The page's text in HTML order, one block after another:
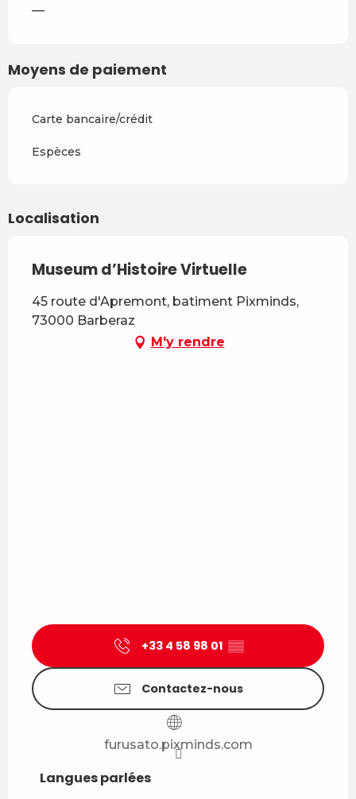
—
Moyens de paiement
Carte bancaire/crédit
Espèces
Localisation
Museum d’Histoire Virtuelle
45 route d'Apremont, batiment Pixminds,
73000 Barberaz
M'y rendre
+33 4 58 98 01 ▒▒
Contactez-nous
furusato.pixminds.com
Langues parlées
Langues parlées